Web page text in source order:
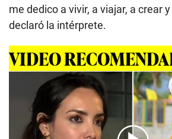
me dedico a vivir, a viajar, a crear
declaró la intérprete.
VIDEO